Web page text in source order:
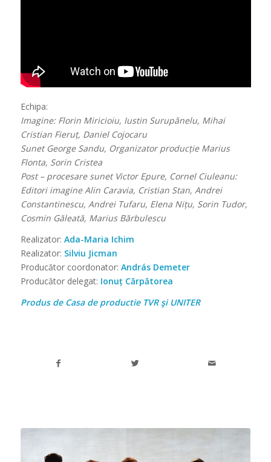
Echipa:
Imagine: Florin Miricioiu, Iustin Surupănelu, Mihai
Cristian Fieruț, Daniel Cojocaru
Sunet George Sandu, Organizator producție Marius
Flonta, Sorin Cristea
Post – procesare sunet Victor Epure, Cornel Ciuleanu:
Editori imagine Alin Caravia, Cristian Stan, Andrei
Constantinescu, Andrei Tufaru, Elena Nițu, Sorin Tudor,
Cosmin Găleată, Marius Bărbulescu
Realizator: Ada-Maria Ichim
Realizator: Silviu Jicman
Producător coordonator: András Demeter
Producător delegat: Ionuț Cărpătorea
Produs de Casa de productie TVR şi UNITER